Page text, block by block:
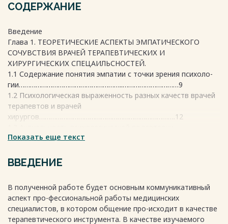
СОДЕРЖАНИЕ
Введение
Глава 1. ТЕОРЕТИЧЕСКИЕ АСПЕКТЫ ЭМПАТИЧЕСКОГО
СОЧУВСТВИЯ ВРАЧЕЙ ТЕРАПЕВТИЧЕСКИХ И
ХИРУРГИЧЕСКИХ СПЕЦАИЛЬСНОСТЕЙ.
1.1 Содержание понятия эмпатии с точки зрения психоло-
гии………………………………………………..…………………………9
1.2 Психологическая выраженность разных качеств врачей
терапевтов и врачей
хирургов……………………………………………………………….12
медицинского специали-
Выводы…………………………………………………………………………..19
Глава 2. Диагностика развития различных видов эмпатии у
2.1.Процедура и методы исследования.
2.2. Уровень развития у терапевтов и хирургов
эмоциональной эмпатии
Показать еще текст
ВВЕДЕНИЕ
В полученной работе будет основным коммуникативный
аспект про-фессиональной работы медицинских
специалистов, в котором общение про-исходит в качестве
терапевтического инструмента. В качестве изучаемого